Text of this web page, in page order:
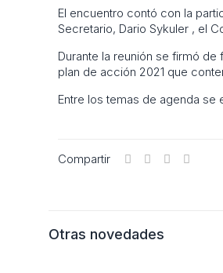
El encuentro contó con la
Secretario, Dario Sykuler , el
Durante la reunión se firmó
plan de acción 2021 que
Entre los temas de agenda se
Compartir
Otras novedades